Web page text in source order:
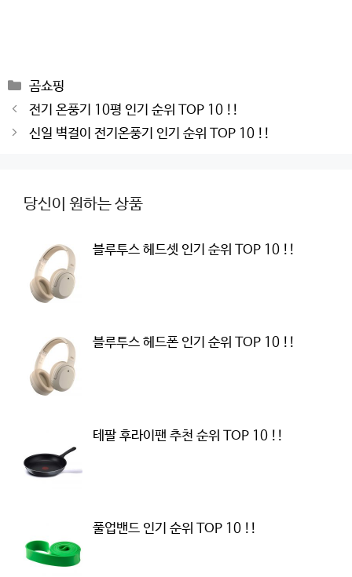
Categories
곰쇼핑
Post
navigation
전기 온풍기 10평 인기 순위 TOP 10 !!
신일 벽걸이 전기온풍기 인기 순위 TOP 10 !!
당신이 원하는 상품
블루투스 헤드셋 인기 순위 TOP 10 !!
블루투스 헤드폰 인기 순위 TOP 10 !!
테팔 후라이팬 추천 순위 TOP 10 !!
풀업밴드 인기 순위 TOP 10 !!